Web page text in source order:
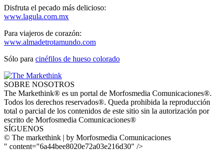
Disfruta el pecado más delicioso:
www.lagula.com.mx
Para viajeros de corazón:
www.almadetrotamundo.com
Sólo para cinéfilos de hueso colorado
SOBRE NOSOTROS
The Markethink® es un portal de Morfosmedia Comunicaciones®.
Todos los derechos reservados®. Queda prohibida la reproducción
total o parcial de los contenidos de este sitio sin la autorización por
escrito de Morfosmedia Comunicaciones®
SÍGUENOS
© The markethink | by Morfosmedia Comunicaciones
" content="6a44bee8020e72a03e216d30" />